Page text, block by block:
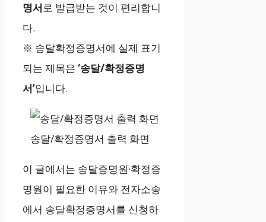
명서로 발급받는 것이 편리합니
다.
※ 송달확정증명서에 실제 표기
되는 제목은 ‘송달/확정증명
서’입니다.
송달/확정증명서 출력 화면
이 글에서는 송달증명원·확정증
명원이 필요한 이유와 전자소송
에서 송달확정증명서를 신청하